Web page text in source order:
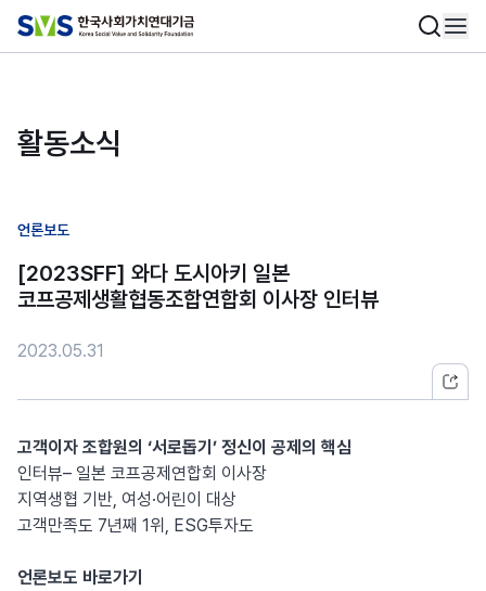
활동소식
언론보도
[2023SFF] 와다 도시아키 일본
코프공제생활협동조합연합회 이사장 인터뷰
2023.05.31
고객이자 조합원의 ‘서로돕기’ 정신이 공제의 핵심
인터뷰– 일본 코프공제연합회 이사장
지역생협 기반, 여성·어린이 대상
고객만족도 7년째 1위, ESG투자도
언론보도 바로가기